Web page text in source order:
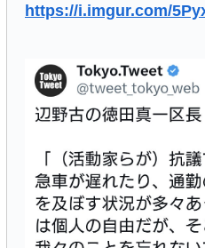
https://i.imgur.com/